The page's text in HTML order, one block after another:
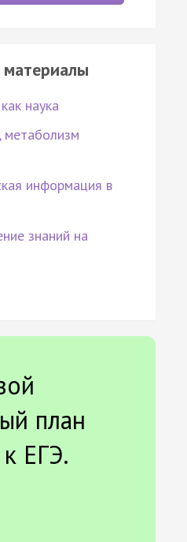
наука
метаболизм
информация в
знаний на
план
ЕГЭ.